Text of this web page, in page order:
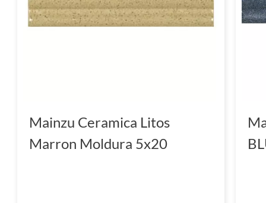
Mainzu Ceramica Litos
Marron Moldura 5x20